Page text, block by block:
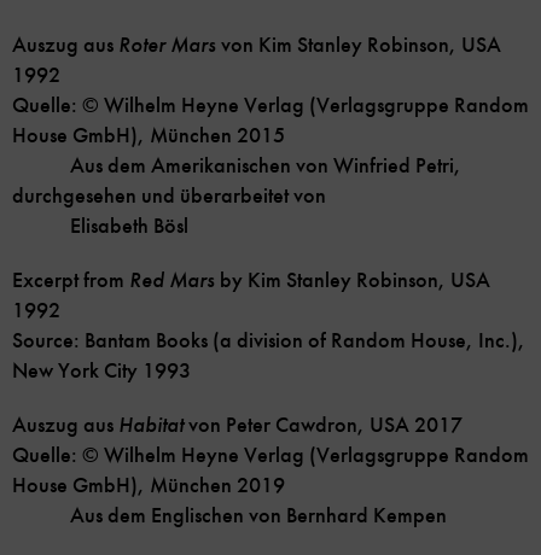
Auszug aus Roter Mars von Kim Stanley Robinson, USA
1992
Quelle: © Wilhelm Heyne Verlag (Verlagsgruppe Random
House GmbH), München 2015
Aus dem Amerikanischen von Winfried Petri,
durchgesehen und überarbeitet von
Elisabeth Bösl
Excerpt from Red Mars by Kim Stanley Robinson, USA
1992
Source: Bantam Books (a division of Random House, Inc.),
New York City 1993
Auszug aus Habitatvon Peter Cawdron, USA 2017
Quelle: © Wilhelm Heyne Verlag (Verlagsgruppe Random
House GmbH), München 2019
Aus dem Englischen von Bernhard Kempen